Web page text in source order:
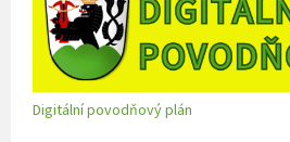
Digitální povodňový plán